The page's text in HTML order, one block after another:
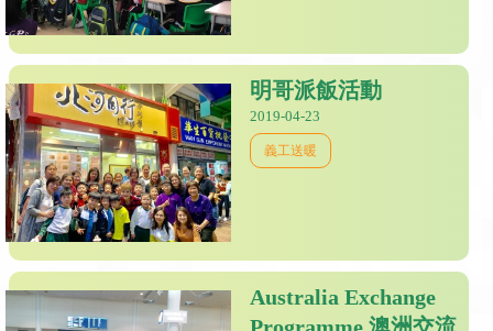
明哥派飯活動
2019-04-23
義工送暖
Australia Exchange